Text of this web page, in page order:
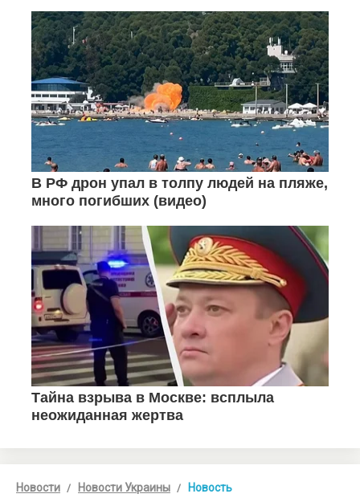
Новости Новости Украины Новость